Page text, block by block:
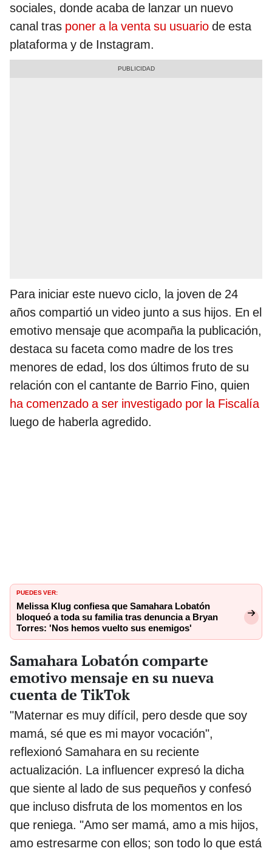
sociales, donde acaba de lanzar un nuevo
canal tras poner a la venta su usuario de esta
plataforma y de Instagram.
Para iniciar este nuevo ciclo, la joven de 24
años compartió un video junto a sus hijos. En el
emotivo mensaje que acompaña la publicación,
destaca su faceta como madre de los tres
menores de edad, los dos últimos fruto de su
relación con el cantante de Barrio Fino, quien
ha comenzado a ser investigado por la Fiscalía
luego de haberla agredido.
PUEDES VER:
Melissa Klug confiesa que Samahara Lobatón
bloqueó a toda su familia tras denuncia a Bryan
Torres: 'Nos hemos vuelto sus enemigos'
Samahara Lobatón comparte
emotivo mensaje en su nueva
cuenta de TikTok
"Maternar es muy difícil, pero desde que soy
mamá, sé que es mi mayor vocación",
reflexionó Samahara en su reciente
actualización. La influencer expresó la dicha
que siente al lado de sus pequeños y confesó
que incluso disfruta de los momentos en los
que reniega. "Amo ser mamá, amo a mis hijos,
amo estresarme con ellos; son todo lo que está